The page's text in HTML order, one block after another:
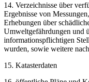
14. Verzeichnisse über
Ergebnisse von
Erhebungen über
Umweltgefährdungen und
informationspflichtigen
wurden, sowie weitere
15. Katasterdaten